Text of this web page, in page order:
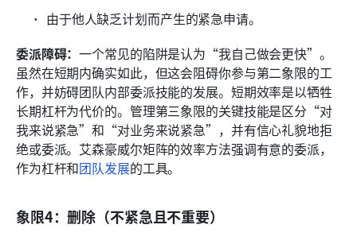
由于他人缺乏计划而产生的紧急申请。
委派障碍：一个常见的陷阱是认为“我自己做会更快”。
虽然在短期内确实如此，但这会阻碍你参与第二象限的工
作，并妨碍团队内部委派技能的发展。短期效率是以牺牲
长期杠杆为代价的。管理第三象限的关键技能是区分“对
我来说紧急”和“对业务来说紧急”，并有信心礼貌地拒
绝或委派。艾森豪威尔矩阵的效率方法强调有意的委派，
作为杠杆和团队发展的工具。
象限4：删除（不紧急且不重要）